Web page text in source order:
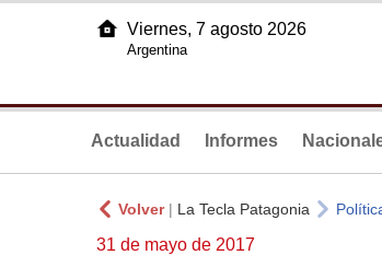
Viernes, 7 agosto 2026
Argentina
Actualidad Informes
Volver| La Tecla Patagonia
31 de mayo de 2017